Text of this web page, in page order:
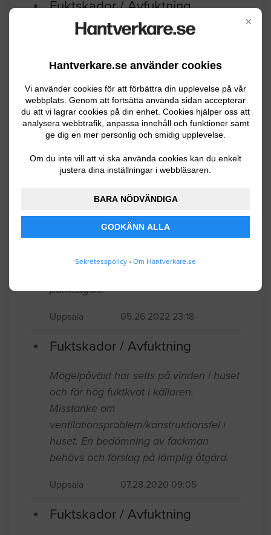
×
Hantverkare.se använder cookies
Vi använder cookies för att förbättra din upplevelse på vår
webbplats. Genom att fortsätta använda sidan accepterar
du att vi lagrar cookies på din enhet. Cookies hjälper oss att
analysera webbtrafik, anpassa innehåll och funktioner samt
ge dig en mer personlig och smidig upplevelse.
Om du inte vill att vi ska använda cookies kan du enkelt
justera dina inställningar i webbläsaren.
BARA NÖDVÄNDIGA
GODKÄNN ALLA
Sekretesspolicy • Om Hantverkare.se
Fuktskador / Avfuktning
Ta bort en mindre mängd mögel på
och installera avfuktn. aggregat. 120
kvadrat.
Uppsala 04.22.2024 06:39
Fuktskador / Avfuktning
Folksam vattenskada. Rivningsarbete +
Uppsala 07.29.2022 07:45
parkettgolv.
Uppsala 05.26.2022 23:18
Fuktskador / Avfuktning
Mögelpåväxt har setts på vinden i huset
och för hög fuktkvot i källaren.
Misstanke om
ventilationsproblem/konstruktionsfel i
huset. En bedömning av fackman
behövs och förslag på lämplig åtgärd.
Uppsala 07.28.2020 09:05
Fuktskador / Avfuktning